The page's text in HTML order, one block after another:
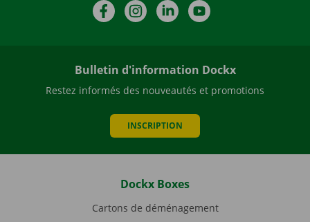
FacebookInstagramLinkedIn
Bulletin d'information Dockx
Restez informés des nouveautés et promotions
INSCRIPTION
Dockx Boxes
Cartons de déménagement